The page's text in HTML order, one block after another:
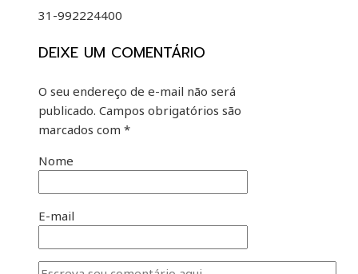
31-992224400
DEIXE UM COMENTÁRIO
O seu endereço de e-mail não será
publicado. Campos obrigatórios são
marcados com *
Nome
E-mail